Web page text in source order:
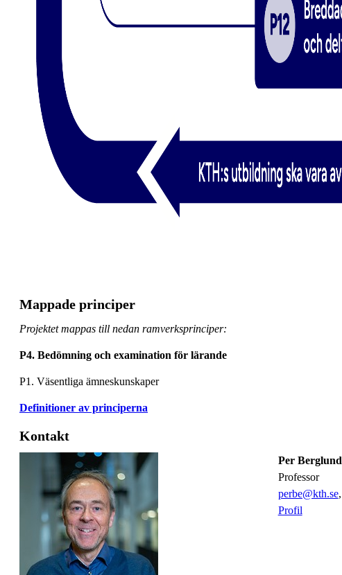
Mappade principer
Projektet mappas till nedan ramverksprinciper:
P4. Bedömning och examination för lärande
P1. Väsentliga ämneskunskaper
Definitioner av principerna
Kontakt
Per Berglund
professor
perbe@kth.se
Profil